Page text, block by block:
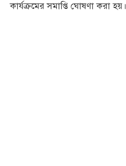
কার্যক্রমের সমাপ্তি ঘোষণা করা হয়।